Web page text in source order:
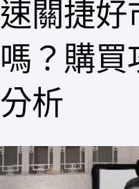
速關捷好
嗎？購買
分析